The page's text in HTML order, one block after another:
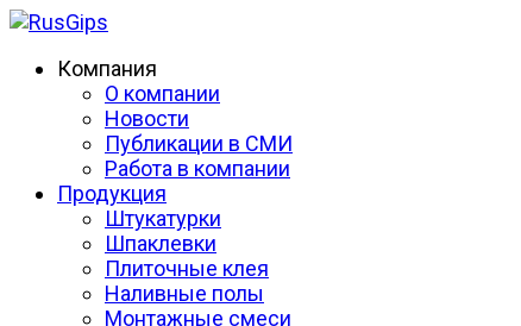
Компания
О компании
Новости
Публикации в СМИ
Работа в компании
Продукция
Штукатурки
Шпаклевки
Плиточные клея
Наливные полы
Монтажные смеси